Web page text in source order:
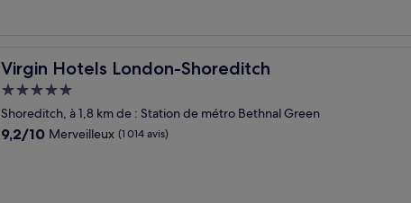
Virgin Hotels London-Shoreditch
Virgin Hotels London-Shoreditch
Hébergement
5.0 étoiles
Shoreditch, à 1,8 km de : Station de métro Bethnal Green
9.2
9,2/10 Merveilleux (1 014 avis)